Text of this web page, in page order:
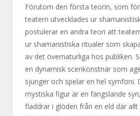
Förutom den första teorin, som
teatern utvecklades ur
postulerar en andra teori att
ur shamanistiska ritualer som
av det övernaturliga hos publiken.
en dynamisk scenkonstnär som
sjunger och spelar en hel symfoni.
mystiska figur är en fängslande
fladdrar i glöden från en eld där